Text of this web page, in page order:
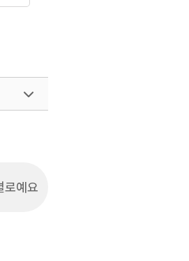
로예요